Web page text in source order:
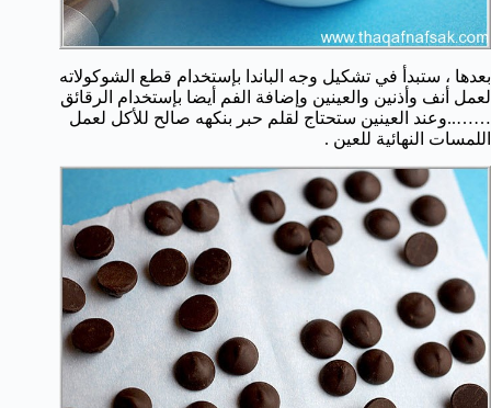
بعدها ، ستبدأ في تشكيل وجه الباندا بإستخدام قطع الشوكولاته
لعمل أنف وأذنين والعينين وإضافة الفم أيضا بإستخدام الرقائق
……..وعند العينين ستحتاج لقلم حبر بنكهه صالح للأكل لعمل
اللمسات النهائية للعين .